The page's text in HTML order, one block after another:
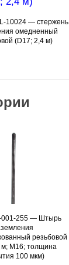
Подробнее
10024 — стержень
омедненный
(D17; 2,4 м)
001-255 — Штырь
резьбовой
м; М16; толщина
100 мкм)